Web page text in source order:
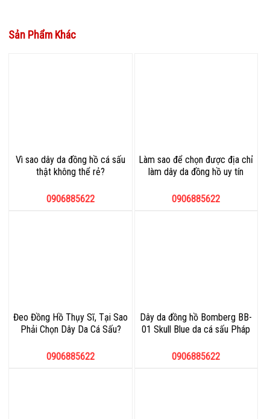
Sản Phẩm Khác
Vì sao dây da đồng hồ cá sấu
thật không thể rẻ?
0906885622
Làm sao để chọn được địa chỉ
làm dây da đồng hồ uy tín
0906885622
Đeo Đồng Hồ Thụy Sĩ, Tại Sao
Phải Chọn Dây Da Cá Sấu?
0906885622
Dây da đồng hồ Bomberg BB-
01 Skull Blue da cá sấu Pháp
0906885622